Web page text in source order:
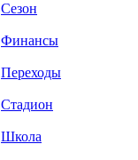
Сезон
Финансы
Переходы
Стадион
Школа